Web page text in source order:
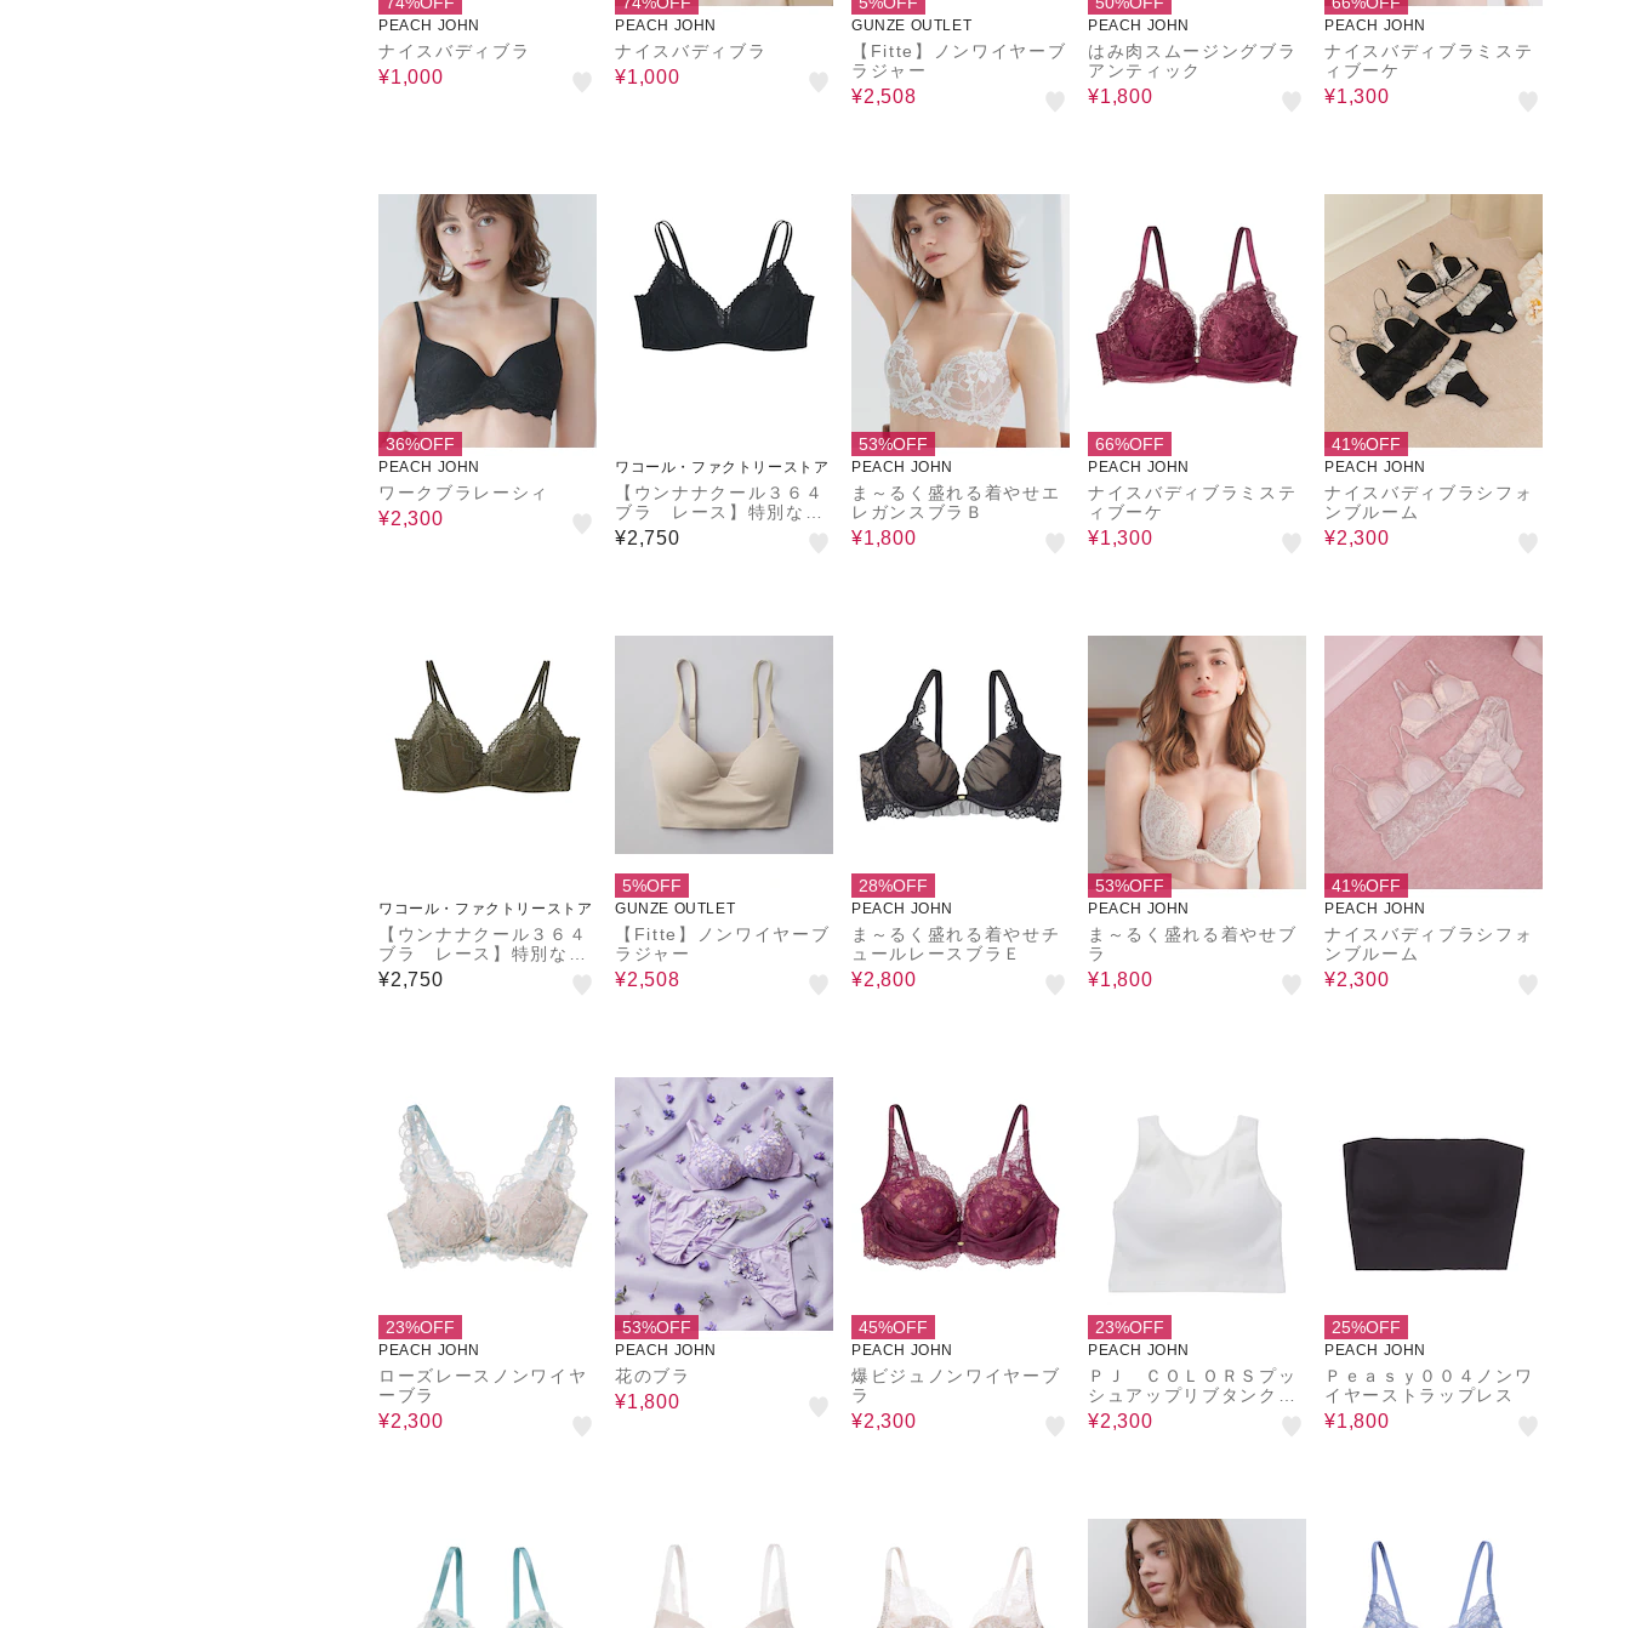
PEACH JOHN
ナイスバディブラ
¥1,000
PEACH JOHN
ナイスバディブラ
¥1,000
GUNZE OUTLET
【Fitte】ノンワイヤーブ
ラジャー
¥2,508
PEACH JOHN
はみ肉スムージングブラ
アンティック
¥1,800
PEACH JOHN
ナイスバディブラミステ
ィブーケ
¥1,300
36%OFF
PEACH JOHN
ワークブラレーシィ
¥2,300
ワコール・ファクトリーストア
【ウンナナクール３６４
ブラ レース】特別な日
以外の３６４日つけたく
なるブラ ノンワイヤー
¥2,750
53%OFF
PEACH JOHN
ま～るく盛れる着やせエ
レガンスブラＢ
¥1,800
66%OFF
PEACH JOHN
ナイスバディブラミステ
ィブーケ
¥1,300
41%OFF
PEACH JOHN
ナイスバディブラシフォ
ンブルーム
¥2,300
ワコール・ファクトリーストア
【ウンナナクール３６４
ブラ レース】特別な日
以外の３６４日つけたく
なるブラ ノンワイヤー
¥2,750
5%OFF
GUNZE OUTLET
【Fitte】ノンワイヤーブ
ラジャー
¥2,508
28%OFF
PEACH JOHN
ま～るく盛れる着やせチ
ュールレースブラＥ
¥2,800
53%OFF
PEACH JOHN
ま～るく盛れる着やせブ
ラ
¥1,800
41%OFF
PEACH JOHN
ナイスバディブラシフォ
ンブルーム
¥2,300
23%OFF
PEACH JOHN
ローズレースノンワイヤ
ーブラ
¥2,300
53%OFF
PEACH JOHN
花のブラ
¥1,800
45%OFF
PEACH JOHN
爆ビジュノンワイヤーブ
ラ
¥2,300
23%OFF
PEACH JOHN
ＰＪ ＣＯＬＯＲＳプッ
シュアップリブタンクト
ップノンワイヤーブラ
¥2,300
25%OFF
PEACH JOHN
Ｐｅａｓｙ００４ノンワ
イヤーストラップレス
¥1,800